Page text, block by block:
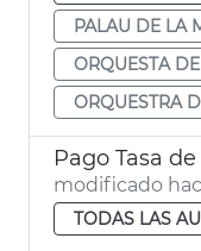
PALAU DE LA
ORQUESTA
ORQUESTRA
Pago Tasa
modificado
TODAS LAS